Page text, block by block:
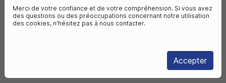
Merci de votre confiance et de votre compréhension. Si vous avez
des questions ou des préoccupations concernant notre utilisation
des cookies, n'hésitez pas à nous contacter.
Accepter
Choisir mon magasin